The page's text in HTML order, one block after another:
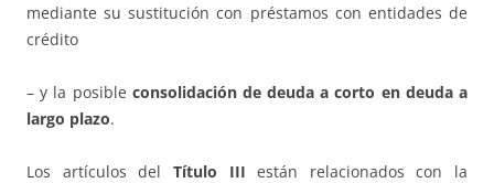
mediante su sustitución con préstamos con entidades de
crédito
– y la posible consolidación de deuda a corto en deuda a
largo plazo.
Los artículos del Título III están relacionados con la